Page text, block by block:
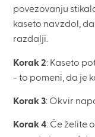
povezovanju
kaseto navzdol,
razdalji.
Korak 2: Kaseto
- to pomeni, da je
Korak 3: Okvir
Korak 4: Če želite